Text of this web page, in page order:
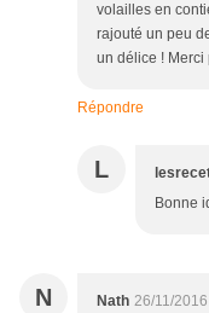
volailles en
rajouté un peu
un délice ! Merci
Répondre
L
Bonne
N Nath 26/11/